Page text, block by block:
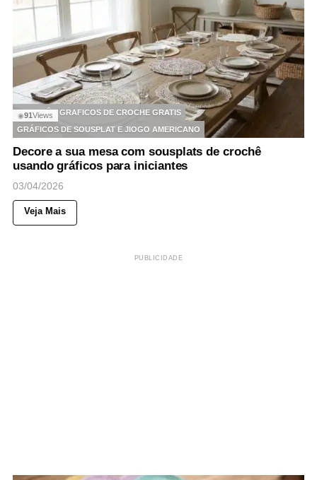
◉91 Views
CROCHÊ
GRAFICOS DE CROCHE GRATIS
GRÁFICOS DE SOUSPLAT E JIOGO AMERICANO
Decore a sua mesa com sousplats de crochê
usando gráficos para iniciantes
03/04/2026
Veja Mais
PUBLICIDADE